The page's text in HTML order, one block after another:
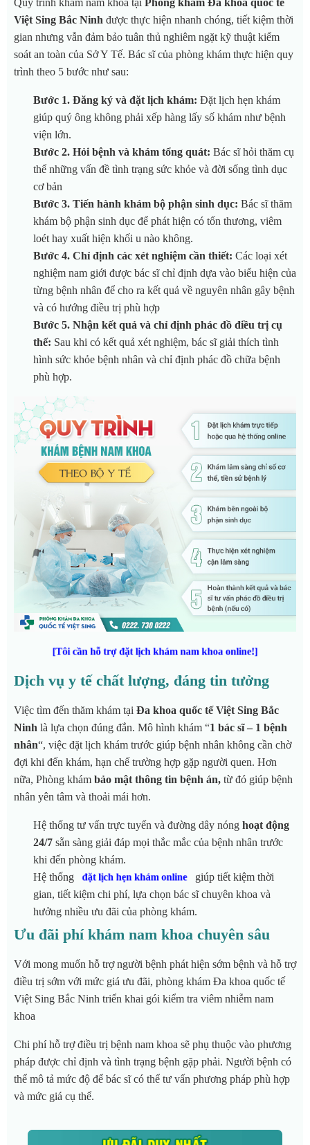
Việt Sing Bắc Ninh được thực hiện nhanh chóng, tiết kiệm thời
gian nhưng vẫn đảm bảo tuân thủ nghiêm ngặt kỹ thuật kiểm
soát an toàn của Sở Y Tế. Bác sĩ của phòng khám thực hiện quy
trình theo 5 bước như sau:
Bước 1. Đăng ký và đặt lịch khám: Đặt lịch hẹn khám
giúp quý ông không phải xếp hàng lấy số khám như bệnh
viện lớn.
Bước 2. Hỏi bệnh và khám tổng quát: Bác sĩ hỏi thăm cụ
thể những vấn đề tình trạng sức khỏe và đời sống tình dục
cơ bản
Bước 3. Tiến hành khám bộ phận sinh dục: Bác sĩ thăm
khám bộ phận sinh dục để phát hiện có tổn thương, viêm
loét hay xuất hiện khối u nào không.
Bước 4. Chỉ định các xét nghiệm cần thiết: Các loại xét
nghiệm nam giới được bác sĩ chỉ định dựa vào biểu hiện của
từng bệnh nhân để cho ra kết quả về nguyên nhân gây bệnh
và có hướng điều trị phù hợp
Bước 5. Nhận kết quả và chỉ định phác đồ điều trị cụ
thể: Sau khi có kết quả xét nghiệm, bác sĩ giải thích tình
hình sức khỏe bệnh nhân và chỉ định phác đồ chữa bệnh
phù hợp.
[Tôi cần hỗ trợ đặt lịch khám nam khoa online!]
Dịch vụ y tế chất lượng, đáng tin tưởng
Việc tìm đến thăm khám tại Đa khoa quốc tế Việt Sing Bắc
Ninh là lựa chọn đúng đắn. Mô hình khám “1 bác sĩ – 1 bệnh
nhân“, việc đặt lịch khám trước giúp bệnh nhân không cần chờ
đợi khi đến khám, hạn chế trường hợp gặp người quen. Hơn
nữa, Phòng khám bảo mật thông tin bệnh án, từ đó giúp bệnh
nhân yên tâm và thoải mái hơn.
Hệ thống tư vấn trực tuyến và đường dây nóng hoạt động
24/7 sẵn sàng giải đáp mọi thắc mắc của bệnh nhân trước
khi đến phòng khám.
Hệ thống
đặt lịch hẹn khám online
giúp tiết kiệm thời
gian, tiết kiệm chi phí, lựa chọn bác sĩ chuyên khoa và
hưởng nhiều ưu đãi của phòng khám.
Ưu đãi phí khám nam khoa chuyên sâu
Với mong muốn hỗ trợ người bệnh phát hiện sớm bệnh và hỗ trợ
điều trị sớm với mức giá ưu đãi, phòng khám Đa khoa quốc tế
Việt Sing Bắc Ninh triển khai gói kiểm tra viêm nhiễm nam
khoa
Chi phí hỗ trợ điều trị bệnh nam khoa sẽ phụ thuộc vào phương
pháp được chỉ định và tình trạng bệnh gặp phải. Người bệnh có
thể mô tả mức độ để bác sĩ có thể tư vấn phương pháp phù hợp
và mức giá cụ thể.